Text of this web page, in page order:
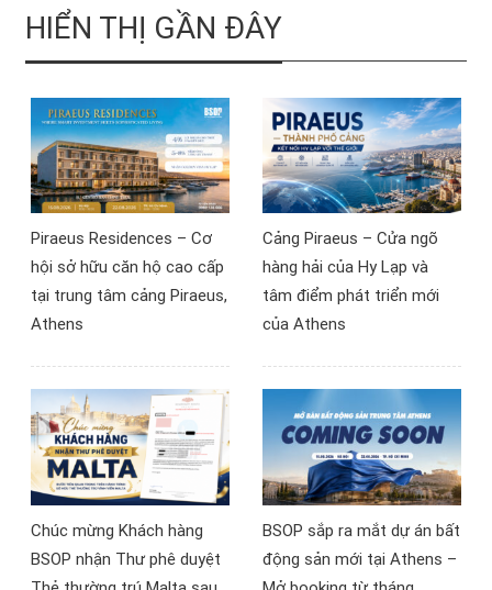
bảng, Ireland đứng thứ
hai, Hy Lạp đúng thứ ba,
tiếp đến lần lượt là Tây
gia cùng đứng ở vị trí thứ
sáu là Malta, Síp,
Bulgaria và Luxembourg
chủng biến thể mới của
HIỂN THỊ GẦN ĐÂY
Piraeus Residences – Cơ
hội sở hữu căn hộ cao cấp
tại trung tâm cảng Piraeus,
Athens
Cảng Piraeus – Cửa ngõ
hàng hải của Hy Lạp và
tâm điểm phát triển mới
của Athens
Chúc mừng Khách hàng
BSOP nhận Thư phê duyệt
BSOP sắp ra mắt dự án bất
động sản mới tại Athens –